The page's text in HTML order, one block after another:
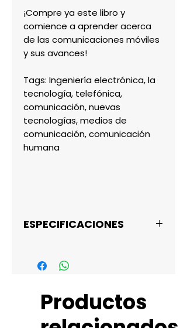
¡Compre ya este libro y
comience a aprender acerca
de las comunicaciones móviles
y sus avances!
Tags: Ingeniería electrónica, la
tecnología, telefónica,
comunicación, nuevas
tecnologías, medios de
comunicación, comunicación
humana
ESPECIFICACIONES
‎ Independently
Fecha de publicación ‏ :
‎ 4 Marzo 2020
Productos